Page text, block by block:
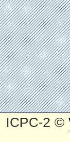
ICPC-2 ©